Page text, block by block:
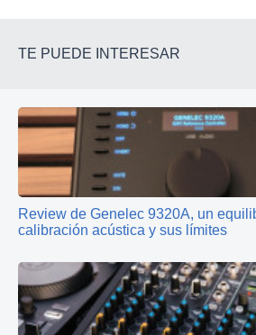
TE PUEDE INTERESAR
Review de Genelec 9320A, un
calibración acústica y sus límites